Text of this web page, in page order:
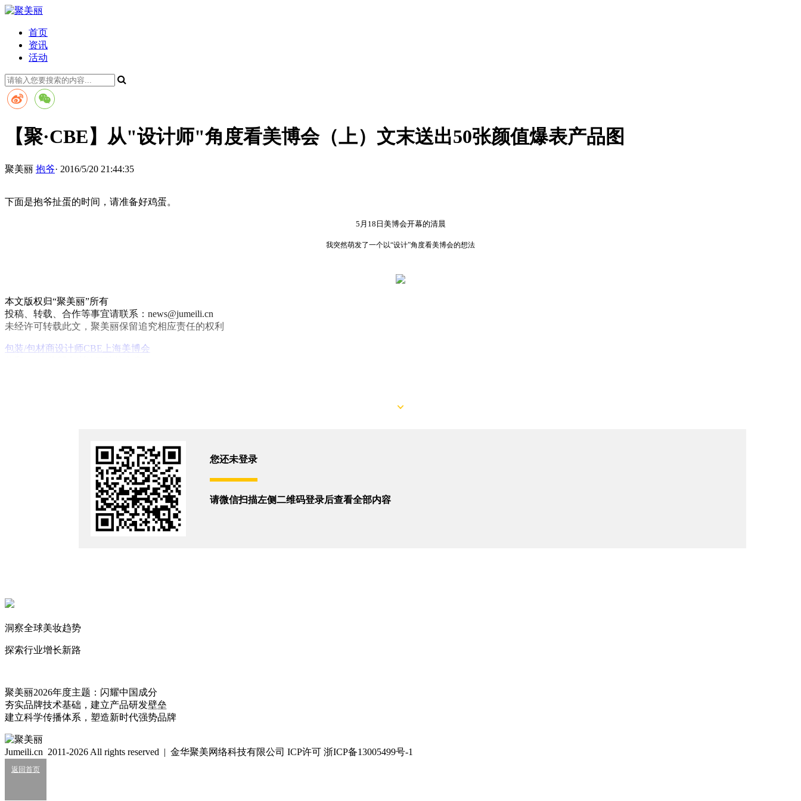
首页
资讯
活动
【聚·CBE】从"设计师"角度看美博会（上）文末送出50张颜值爆表产品图
聚美丽 抱爷· 2016/5/20 21:44:35
下面是抱爷扯蛋的时间，请准备好鸡蛋。
5月18日美博会开幕的清晨
我突然萌发了一个以“设计”角度看美博会的想法
本文版权归“聚美丽”所有
投稿、转载、合作等事宜请联系：news@jumeili.cn
未经许可转载此文，聚美丽保留追究相应责任的权利
包装/包材商设计师CBE上海美博会
2016/05/20
相关新闻
美妆包材“后颜值时代”：还有哪些新花样？
2026/5/18
2026/5/19
联合利华包材商净利大增九成！
41亿！欧莱雅包材商高价卖了
2025/7/25
抱爷关注新锐品牌、社交媒体营销
您还未登录
请微信扫描左侧二维码登录后查看全部内容
洞察全球美妆趋势
探索行业增长新路
聚美丽2026年度主题：闪耀中国成分
夯实品牌技术基础，建立产品研发壁垒
建立科学传播体系，塑造新时代强势品牌
Jumeili.cn 2011-2026 All rights reserved | 金华聚美网络科技有限公司 ICP许可 浙ICP备13005499号-1
返回首页